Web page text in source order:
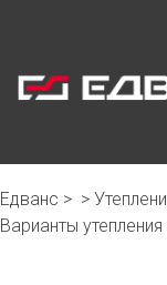
Едванс > >
Варианты утепления